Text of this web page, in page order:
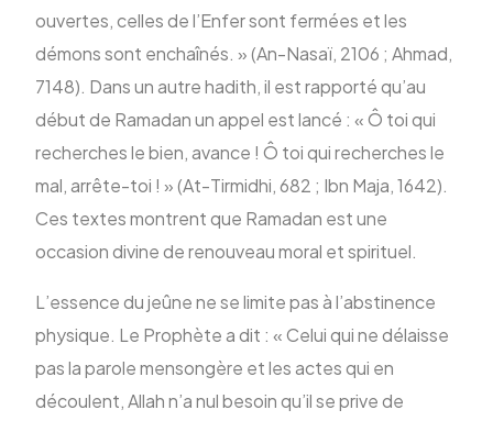
ouvertes, celles de l’Enfer sont fermées et les
démons sont enchaînés. » (An-Nasaï, 2106 ; Ahmad,
7148). Dans un autre hadith, il est rapporté qu’au
début de Ramadan un appel est lancé : « Ô toi qui
recherches le bien, avance ! Ô toi qui recherches le
mal, arrête-toi ! » (At-Tirmidhi, 682 ; Ibn Maja, 1642).
Ces textes montrent que Ramadan est une
occasion divine de renouveau moral et spirituel.
L’essence du jeûne ne se limite pas à l’abstinence
physique. Le Prophète a dit : « Celui qui ne délaisse
pas la parole mensongère et les actes qui en
découlent, Allah n’a nul besoin qu’il se prive de